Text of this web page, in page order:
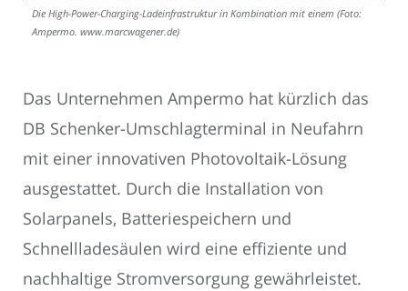
Die High-Power-Charging-Ladeinfrastruktur in Kombination mit einem (Foto:
Ampermo. www.marcwagener.de)
Das Unternehmen Ampermo hat kürzlich das
DB Schenker-Umschlagterminal in Neufahrn
mit einer innovativen Photovoltaik-Lösung
ausgestattet. Durch die Installation von
Solarpanels, Batteriespeichern und
Schnellladesäulen wird eine effiziente und
nachhaltige Stromversorgung gewährleistet.